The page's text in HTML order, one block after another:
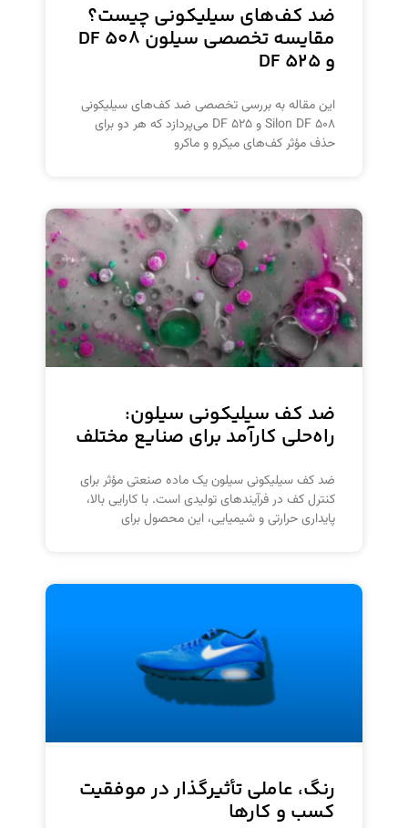
ضد کف‌های سیلیکونی چیست؟
مقایسه تخصصی سیلون DF ۵۰۸
و DF ۵۲۵
این مقاله به بررسی تخصصی ضد کف‌های سیلیکونی
Silon DF ۵۰۸ و DF ۵۲۵ می‌پردازد که هر دو برای
حذف مؤثر کف‌های میکرو و ماکرو
ضد کف سیلیکونی سیلون:
راه‌حلی کارآمد برای صنایع مختلف
ضد کف سیلیکونی سیلون یک ماده صنعتی مؤثر برای
کنترل کف در فرآیندهای تولیدی است. با کارایی بالا،
پایداری حرارتی و شیمیایی، این محصول برای
رنگ، عاملی تأثیرگذار در موفقیت
کسب و کارها